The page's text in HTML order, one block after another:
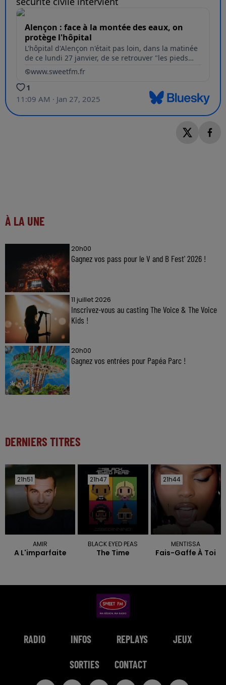
À LA UNE
20h00
Gagnez vos pass pour le V and B Fest' 2026 !
11 juillet 2026
Inscrivez-vous au casting The Voice & The Voice
Kids !
20h00
Gagnez vos entrées pour Papéa Parc !
DERNIERS TITRES
21h51
21h51
AMIR
A L'imparfaite
21h47
21h47
BLACK EYED PEAS
The Time
21h44
21h44
MENTISSA
Fais-Gaffe À Toi
RADIO INFOS REPLAYS JEUX
SORTIES CONTACT